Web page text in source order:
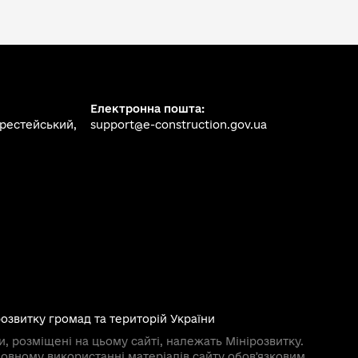
Електронна пошта:
support@e-construction.gov.ua
громад та територій України
розміщені на цьому сайті, належать Мінірозвитку.